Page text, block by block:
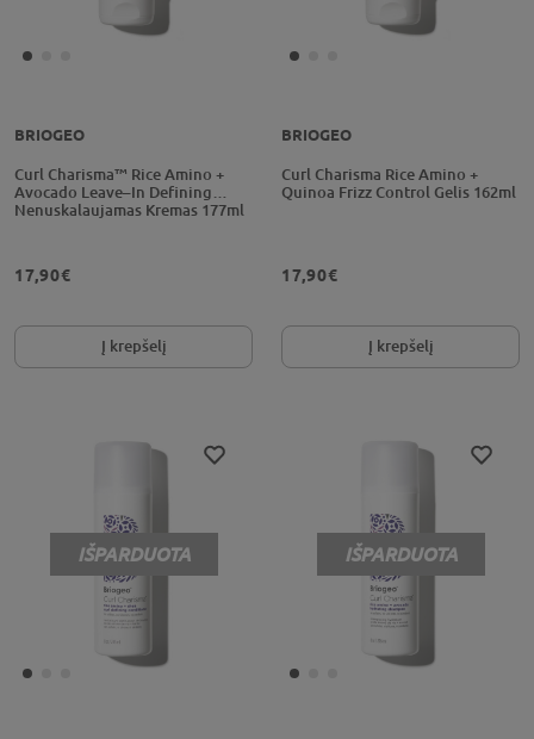
BRIOGEO
Curl Charisma™ Rice Amino +
Avocado Leave–In Defining
Nenuskalaujamas Kremas 177ml
17,90€
Į krepšelį
BRIOGEO
Curl Charisma Rice Amino +
Quinoa Frizz Control Gelis 162ml
17,90€
Į krepšelį
IŠPARDUOTA IŠPARDUOTA